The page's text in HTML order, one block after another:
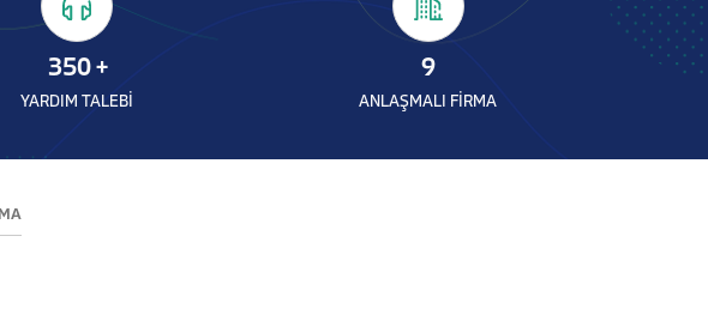
350+
YARDIM TALEBİ
9
ANLAŞMALI FİRMA